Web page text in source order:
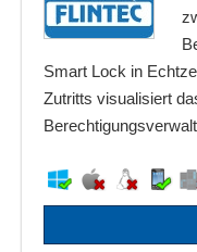
Smart Lock in
Zutritts visualisiert